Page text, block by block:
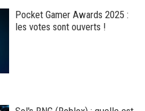
Pocket Gamer Awards 2025 :
les votes sont ouverts !